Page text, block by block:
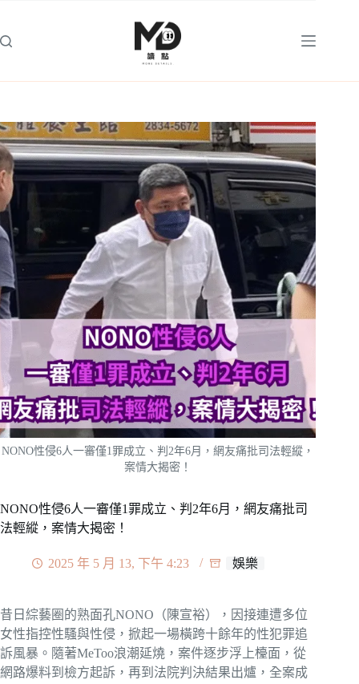
主
NONO性侵6人一審僅1罪成立、判2年6月，網友痛批司法輕縱，
案情大揭密！
NONO性侵6人一審僅1罪成立、判2年6月，網友痛批司
法輕縱，案情大揭密！
2025 年 5 月 13, 下午 4:23 娛樂
昔日綜藝圈的熟面孔NONO（陳宣裕），因接連遭多位
女性指控性騷與性侵，掀起一場橫跨十餘年的性犯罪追
訴風暴。隨著MeToo浪潮延燒，案件逐步浮上檯面，從
網路爆料到檢方起訴，再到法院判決結果出爐，全案成